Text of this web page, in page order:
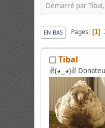
Démarré par
EN BAS Pages 1
Tibal
✌(◕‿◕)✌